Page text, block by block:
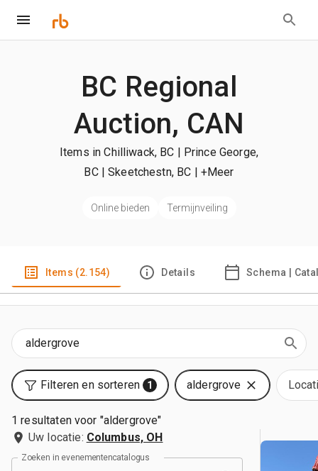
BC Regional
Auction, CAN
Items in Chilliwack, BC | Prince George,
BC | Skeetchestn, BC | +Meer
Online bieden Termijnveiling
Items (2.154) Details Schema |
Filteren en sorteren 1 aldergrove
1 resultaten voor "aldergrove"
Uw locatie: Columbus, OH
Zoeken in evenementencatalogus